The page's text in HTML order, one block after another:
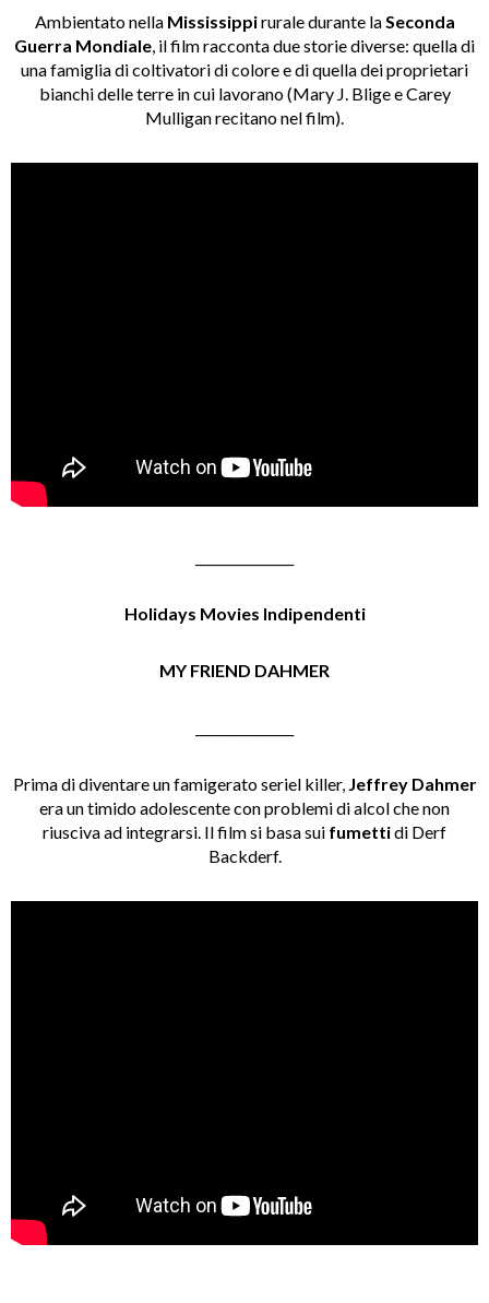
Ambientato nella Mississippirurale durante laSeconda
Guerra Mondiale, il film racconta due storie diverse: quella di
una famiglia di coltivatori di colore e di quella dei proprietari
bianchi delle terre in cui lavorano (Mary J. Blige e Carey
Mulligan recitano nel film).
Holidays Movies Indipendenti
MY FRIEND DAHMER
Prima di diventare un famigerato seriel killer,Jeffrey Dahmer
era un timido adolescente con problemi di alcol che non
riusciva ad integrarsi. Il film si basa sui fumettidi Derf
Backderf.